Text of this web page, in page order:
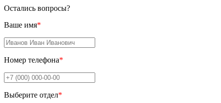
Остались вопросы?
Ваше имя*
Номер телефона*
Выберите отдел*